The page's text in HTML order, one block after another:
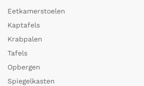
Eetkamerstoelen
Kaptafels
Krabpalen
Tafels
Opbergen
Spiegelkasten